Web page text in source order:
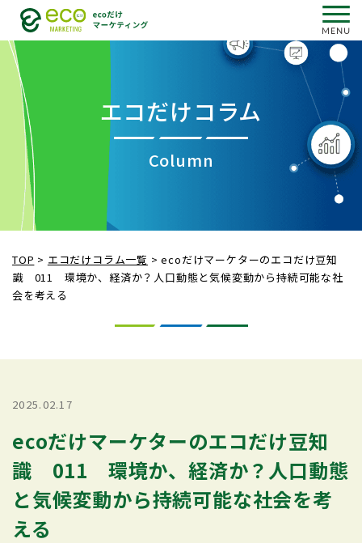
エコだけコラム
Column
TOP > エコだけコラム一覧 >ecoだけマーケターのエコだけ豆知
識 011 環境か、経済か？人口動態と気候変動から持続可能な社
会を考える
2025.02.17
ecoだけマーケターのエコだけ豆知
識 011 環境か、経済か？人口動態
と気候変動から持続可能な社会を考
える